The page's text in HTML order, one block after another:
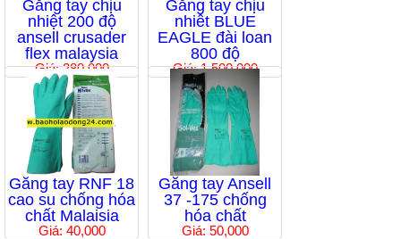
Găng tay chịu
nhiệt 200 độ
ansell crusader
flex malaysia
Giá: 280,000
Găng tay chịu
nhiêt BLUE
EAGLE đài loan
800 độ
Giá: 1,500,000
Găng tay RNF 18
cao su chống hóa
chất Malaisia
Giá: 40,000
Găng tay Ansell
37 -175 chống
hóa chất
Giá: 50,000